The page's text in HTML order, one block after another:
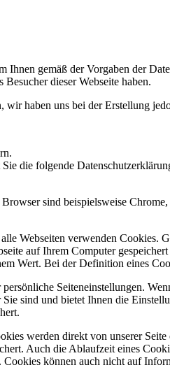
Ihnen gemäß der Vorgaben der
dieser Webseite haben.
haben uns bei der Erstellung
die folgende
sind beispielsweise
Webseiten verwenden Cookies.
auf Ihrem Computer
Wert. Bei der Definition eines
Seiteneinstellungen.
sind und bietet Ihnen die
werden direkt von unserer
Auch die Ablaufzeit eines
können auch nicht auf